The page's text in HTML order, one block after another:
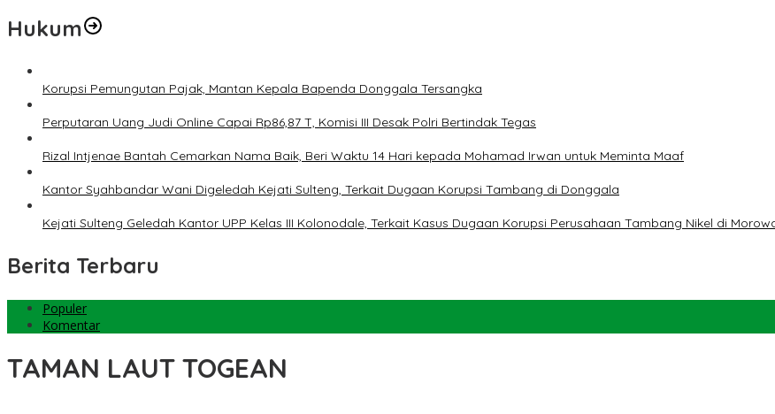
Hukum
Korupsi Pemungutan Pajak, Mantan Kepala Bapenda Donggala Tersangka
Perputaran Uang Judi Online Capai Rp86,87 T, Komisi III Desak Polri Bertindak Tegas
Rizal Intjenae Bantah Cemarkan Nama Baik, Beri Waktu 14 Hari kepada Mohamad Irwan untuk Meminta Maaf
Kantor Syahbandar Wani Digeledah Kejati Sulteng, Terkait Dugaan Korupsi Tambang di Donggala
Kejati Sulteng Geledah Kantor UPP Kelas III Kolonodale, Terkait Kasus Dugaan Korupsi Perusahaan Tambang Nikel di
Berita Terbaru
Populer
Komentar
TAMAN LAUT TOGEAN